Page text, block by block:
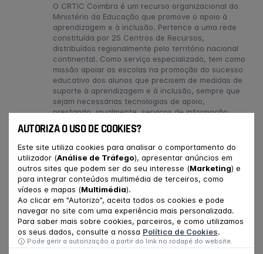
AUTORIZA O USO DE COOKIES?
Este site utiliza cookies para analisar o comportamento do
utilizador (Análise de Tráfego), apresentar anúncios em
outros sites que podem ser do seu interesse (Marketing) e
para integrar conteúdos multimédia de terceiros, como
vídeos e mapas (Multimédia).
Ao clicar em "Autorizo", aceita todos os cookies e pode
navegar no site com uma experiência mais personalizada.
Para saber mais sobre cookies, parceiros, e como utilizamos
os seus dados, consulte a nossa Política de Cookies.
Pode gerir a autorização a partir do link no rodapé do website.
O CRTIC Coimbra é um recurso organizacional do
Ministério da Educação que promove o apoio à
aprendizagem e à inclusão. Pertence a uma rede
constituída por 25 Centros de Recursos,
distribuídos regionalmente pelo território nacional
continental. Como serviço especializado, tem como
missão apoiar as escolas na promoção do sucesso
educativo dos alunos que precisem de medidas de
suporte à aprendizagem e à inclusão, sempre que
sejam necessárias tecnologias de apoio,
prestando, igualmente, serviços de informação,
que respeita à sua utilização.
As parcerias constituem, também, uma importante
estratégia para a criação e disponibilização de
recursos acessíveis às comunidades educativas,
enriquecendo as dinâmicas do CRTIC.
SOBRE O WORKSHOP
O recurso a ferramentas digitais promove possibilidades de